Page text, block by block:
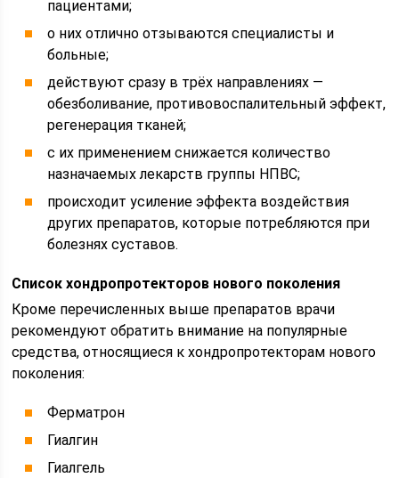
пациентами;
о них отлично отзываются специалисты и
больные;
действуют сразу в трёх направлениях —
обезболивание, противовоспалительный эффект,
регенерация тканей;
с их применением снижается количество
назначаемых лекарств группы НПВС;
происходит усиление эффекта воздействия
других препаратов, которые потребляются при
болезнях суставов.
Список хондропротекторов нового поколения
Кроме перечисленных выше препаратов врачи
рекомендуют обратить внимание на популярные
средства, относящиеся к хондропротекторам нового
поколения:
Ферматрон
Гиалгин
Гиалгель